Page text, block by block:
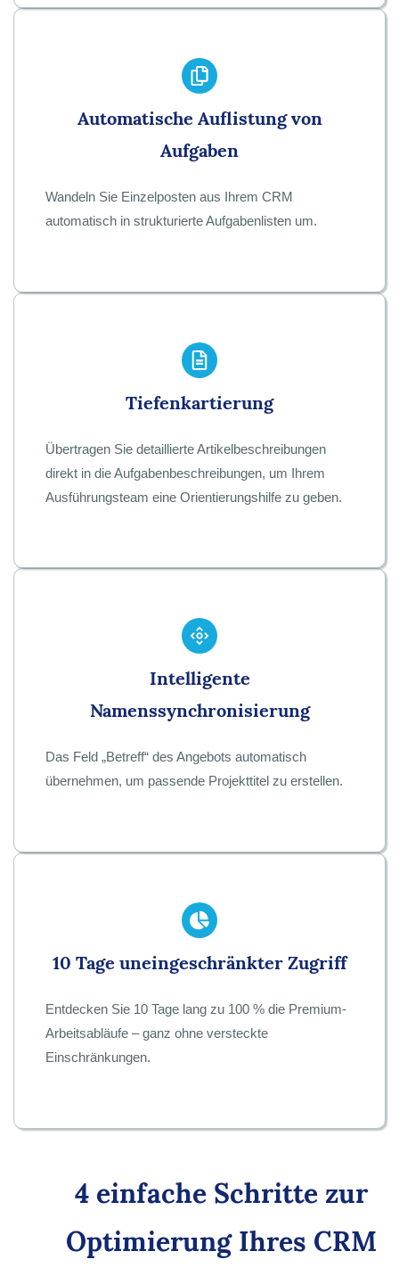
Automatische Auflistung von
Aufgaben
Wandeln Sie Einzelposten aus Ihrem CRM
automatisch in strukturierte Aufgabenlisten um.
Tiefenkartierung
Übertragen Sie detaillierte Artikelbeschreibungen
direkt in die Aufgabenbeschreibungen, um Ihrem
Ausführungsteam eine Orientierungshilfe zu geben.
Intelligente
Namenssynchronisierung
Das Feld „Betreff“ des Angebots automatisch
übernehmen, um passende Projekttitel zu erstellen.
10 Tage uneingeschränkter Zugriff
Entdecken Sie 10 Tage lang zu 100 % die Premium-
Arbeitsabläufe – ganz ohne versteckte
Einschränkungen.
4 einfache Schritte zur
Optimierung Ihres CRM